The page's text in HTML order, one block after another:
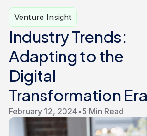
Venture Insight
Industry Trends:
Adapting to the
Digital
Transformation Era
February 12, 2024 •5 Min Read